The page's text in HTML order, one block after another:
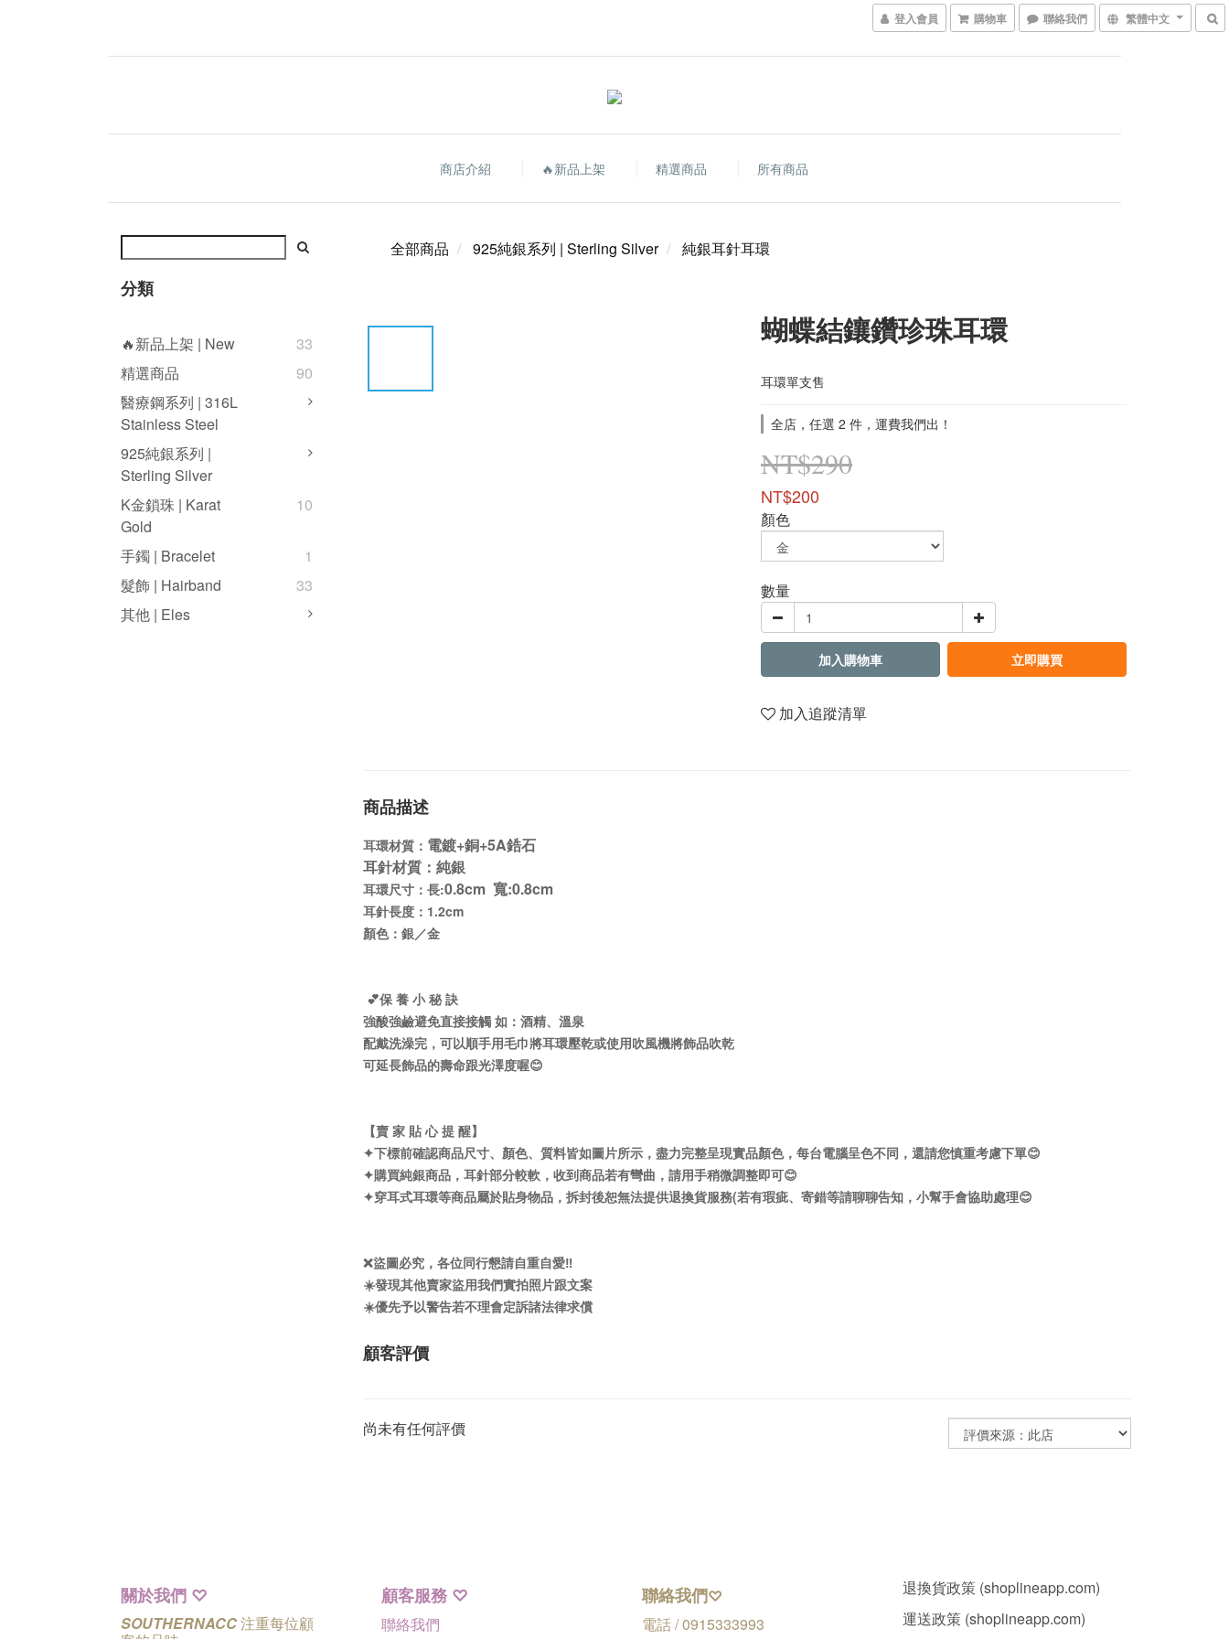
登入會員 購物車 聯絡我們 繁體中文
商店介紹 🔥新品上架 精選商品 所有商品
分類
🔥新品上架 | New
33
精選商品
90
醫療鋼系列 | 316L
Stainless Steel
925純銀系列 |
Sterling Silver
K金鎖珠 | Karat
Gold
10
手鐲 | Bracelet
1
髮飾 | Hairband
33
其他 | Eles
全部商品 925純銀系列 | Sterling Silver 純銀耳針耳環
蝴蝶結鑲鑽珍珠耳環
耳環單支售
全店，任選 2 件，運費我們出！
NT$290
NT$200
顏色
數量
加入購物車 立即購買
加入追蹤清單
商品描述
耳環材質： 電鍍+銅+5A鋯石
耳針材質 ：純銀
耳環尺寸：長:0.8cm 寬:0.8cm
耳針長度：1.2cm
顏色：銀／金
💕保 養 小 秘 訣
強酸強鹼避免直接接觸 如：酒精、溫泉
配戴洗澡完，可以順手用毛巾將耳環壓乾或使用吹風機將飾品吹乾
可延長飾品的壽命跟光澤度喔😊
【賣 家 貼 心 提 醒】
✦下標前確認商品尺寸、顏色、質料皆如圖片所示，盡力完整呈現實品顏色，每台電腦呈色不同，還請您慎重考慮下單😊
✦購買純銀商品，耳針部分較軟，收到商品若有彎曲，請用手稍微調整即可😊
✦穿耳式耳環等商品屬於貼身物品，拆封後恕無法提供退換貨服務(若有瑕疵、寄錯等請聊聊告知，小幫手會協助處理😊
❌盜圖必究，各位同行懇請自重自愛‼️
☀️發現其他賣家盜用我們實拍照片跟文案
☀️優先予以警告若不理會定訴諸法律求償
顧客評價
尚未有任何評價
關於我們 ♡
SOUTHERNACC注重每位顧
顧客服務 ♡
聯絡我們
聯絡我們♡
電話 / 0915333993
退換貨政策 (shoplineapp.com)
運送政策 (shoplineapp.com)